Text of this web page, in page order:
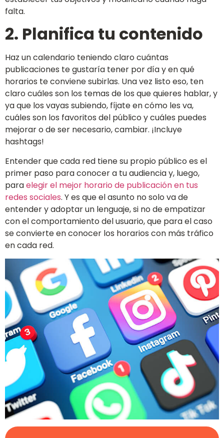
falta.
2. Planifica tu contenido
Haz un calendario teniendo claro cuántas
publicaciones te gustaría tener por día y en qué
horarios te conviene subirlas. Una vez listo eso, ten
claro cuáles son los temas de los que quieres hablar, y
ya que los vayas subiendo, fíjate en cómo les va,
cuáles son los favoritos del público y cuáles puedes
mejorar o de ser necesario, cambiar. ¡Incluye
hashtags!
Entender que cada red tiene su propio público es el
primer paso para conocer a tu audiencia y, luego,
paraelegir el mejor horario de publicación en tus
redes sociales. Y es que el asunto no solo va de
entender y adoptar un lenguaje, si no de empatizar
con el comportamiento del usuario, que para el caso
se convierte en conocer los horarios con más tráfico
en cada red.